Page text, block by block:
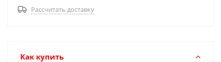
Рассчитать доставку
Как купить